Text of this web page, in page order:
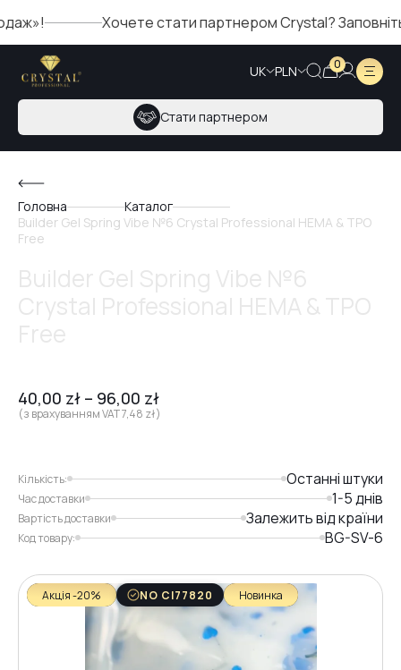
Хочете стати партнером Crystal? Заповніть
UK PLN 0
Стати партнером
Головна
Каталог
Builder Gel Spring Vibe №6 Crystal Professional HEMA & TPO
Free
40,00 zł – 96,00 zł
(з врахуванням VAT7,48 zł)
Кількість: Останні штуки
Час доставки 1-5 днів
Вартість доставки Залежить від країни
Код товару: BG-SV-6
Акція -20% NO CI77820 Новинка